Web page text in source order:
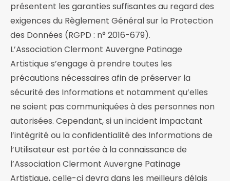
présentent les garanties suffisantes au regard des
exigences du Règlement Général sur la Protection
des Données (RGPD : n° 2016-679).
L’Association Clermont Auvergne Patinage
Artistique s’engage à prendre toutes les
précautions nécessaires afin de préserver la
sécurité des Informations et notamment qu’elles
ne soient pas communiquées à des personnes non
autorisées. Cependant, si un incident impactant
l’intégrité ou la confidentialité des Informations de
l’Utilisateur est portée à la connaissance de
l’Association Clermont Auvergne Patinage
Artistique, celle-ci devra dans les meilleurs délais